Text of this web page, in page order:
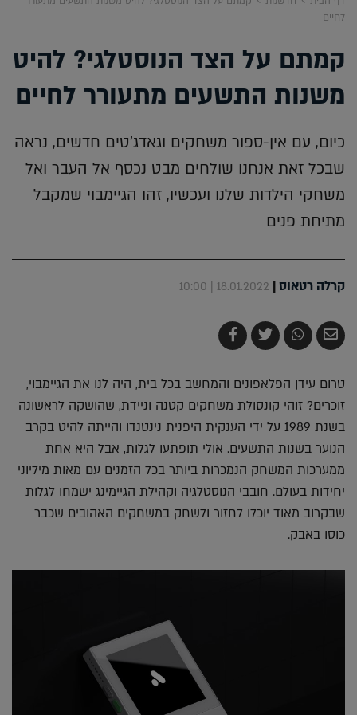
לחיים
קמתם על הצד הנוסטלגי? להיט
משנות התשעים מתעורר לחיים
כיום, עם אין-ספור משחקים וגאדג'טים חדשים, נראה
שבכל זאת אנחנו שולחים מבט נכסף אל העבר ואל
משחקי הילדות שלנו ועכשיו, זהו הגיימבוי שמקבל
מתיחת פנים
קרלה רטאוס|
18.01.2022 | 10:00
שלח
בדואר
שתף
ב-
צייץ
ב-
שתף
ב-
טרום עידן הפלאפונים והמחשב בכל בית, היה לנו את הגיימבוי,
זוכרים? זוהי קונסולת משחקים קטנה וניידת, שהושקה לראשונה
בשנת 1989 על ידי הענקית היפנית נינטנדו והייתה להיט בקרב
הנוער בשנות התשעים. אולי תופתעו לגלות, אבל היא אחת
ממערכות המשחק הנמכרות ביותר בכל הזמנים עם מאות מיליוני
יחידות בעולם. חובבי הנוסטלגיה וקהילת הגיימינג ישמחו לגלות
שבקרוב מאוד יוכלו לחזור ולשחק במשחקים האהובים שכבר
כוסו באבק.